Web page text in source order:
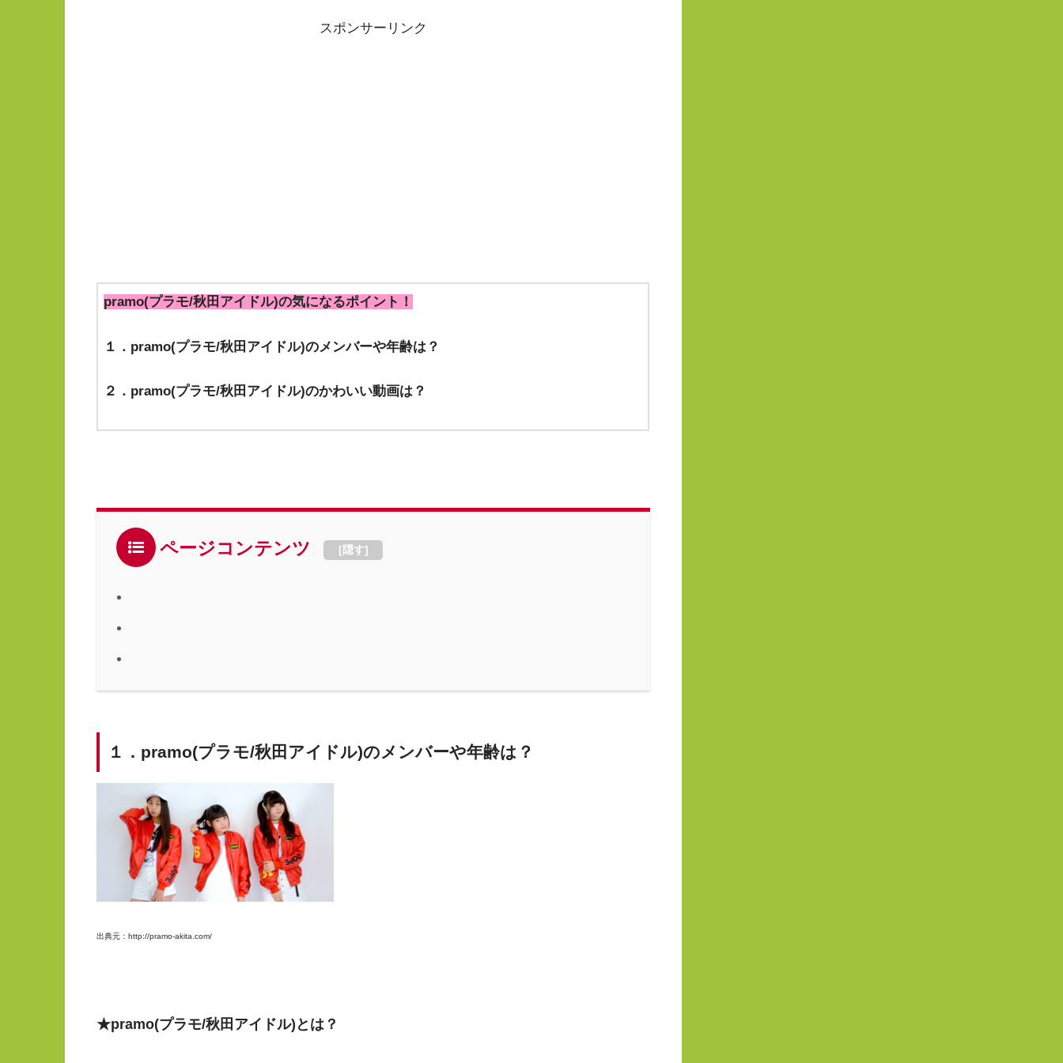
スポンサーリンク
pramo(プラモ/秋田アイドル)の気になるポイント！
１．pramo(プラモ/秋田アイドル)のメンバーや年齢は？
２．pramo(プラモ/秋田アイドル)のかわいい動画は？
ページコンテンツ [隠す]
１．pramo(プラモ/秋田アイドル)のメンバーや年齢は？
出典元：http://pramo-akita.com/
★pramo(プラモ/秋田アイドル)とは？